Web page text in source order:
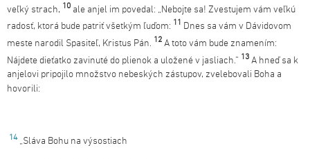
veľký strach, 10 ale anjel im povedal: „Nebojte sa! Zvestujem vám veľkú
radosť, ktorá bude patriť všetkým ľuďom: 11 Dnes sa vám v Dávidovom
meste narodil Spasiteľ, Kristus Pán. 12 A toto vám bude znamením:
Nájdete dieťatko zavinuté do plienok a uložené v jasliach.“ 13 A hneď sa k
anjelovi pripojilo množstvo nebeských zástupov, zvelebovali Boha a
hovorili:
14 „Sláva Bohu na výsostiach